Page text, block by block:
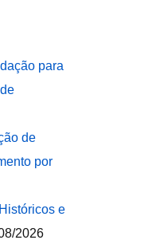
para
de
por
e
2026